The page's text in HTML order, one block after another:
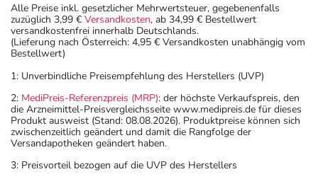
zurückliegt.
Bitte verwenden Sie dieses Arzneimittel nicht mehr nach
dem auf der Packung oder der Umverpackung
sich auf den letzten Tag des angegebenen Monats.
Alle Preise inkl. gesetzlicher Mehrwertsteuer, gegebenenfalls
zuzüglich 3,99 € Versandkosten, ab 34,99 € Bestellwert
versandkostenfrei innerhalb Deutschlands.
(Lieferung nach Österreich: 4,95 € Versandkosten unabhängig vom
Bestellwert)
1: Unverbindliche Preisempfehlung des Herstellers (UVP)
2: MediPreis-Referenzpreis (MRP): der höchste Verkaufspreis, den
die Arzneimittel-Preisvergleichsseite www.medipreis.de für dieses
Produkt ausweist (Stand: 08.08.2026). Produktpreise können sich
zwischenzeitlich geändert und damit die Rangfolge der
Versandapotheken geändert haben.
3: Preisvorteil bezogen auf die UVP des Herstellers